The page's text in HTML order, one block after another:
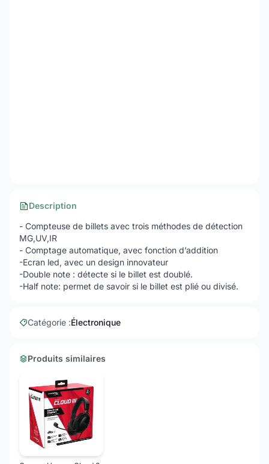
Description
- Compteuse de billets avec trois méthodes de détection
MG,UV,IR
- Comptage automatique, avec fonction d’addition
-Ecran led, avec un design innovateur
-Double note : détecte si le billet est doublé.
-Half note: permet de savoir si le billet est plié ou divisé.
Catégorie :Électronique
Produits similaires